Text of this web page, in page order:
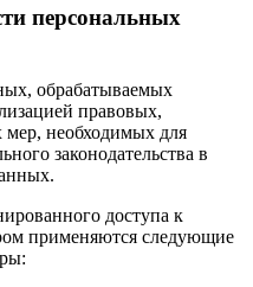
персональных
обрабатываемых
правовых,
мер, необходимых для
законодательства в
доступа к
применяются следующие